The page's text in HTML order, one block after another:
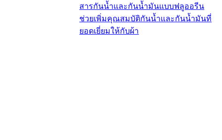
สารกันน้ำและกันน้ำมันแบบฟลูออรีน
ช่วยเพิ่มคุณสมบัติกันน้ำและกันน้ำมันที่
ยอดเยี่ยมให้กับผ้า